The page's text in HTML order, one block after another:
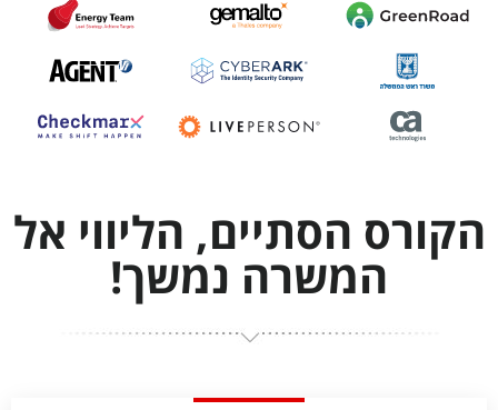
הקורס הסתיים, הליווי אל
המשרה נמשך!